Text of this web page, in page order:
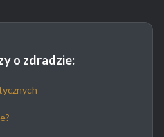
o zdradzie: